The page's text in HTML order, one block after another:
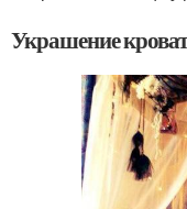
Украшение